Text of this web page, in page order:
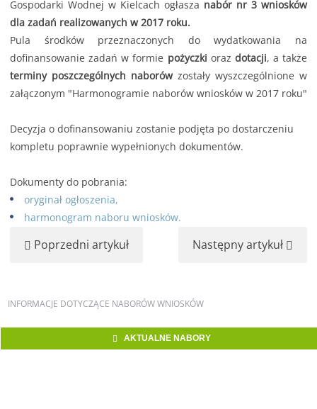
Gospodarki Wodnej w Kielcach ogłasza nabór nr 3 wniosków
dla zadań realizowanych w 2017 roku.
Pula środków przeznaczonych do wydatkowania na
dofinansowanie zadań w formie pożyczki oraz dotacji, a także
terminy poszczególnych naborówzostały wyszczególnione w
załączonym "Harmonogramie naborów wniosków w 2017 roku"
Decyzja o dofinansowaniu zostanie podjęta po dostarczeniu
kompletu poprawnie wypełnionych dokumentów.
Dokumenty do pobrania:
oryginał ogłoszenia,
harmonogram naboru wniosków.
Poprzedni artykuł Następny artykuł
INFORMACJE DOTYCZĄCE NABORÓW WNIOSKÓW
AKTUALNE NABORY